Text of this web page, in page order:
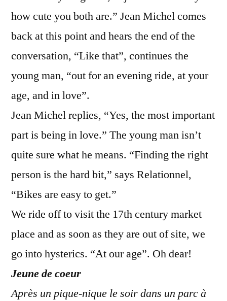
how cute you both are.” Jean Michel comes
back at this point and hears the end of the
conversation, “Like that”, continues the
young man, “out for an evening ride, at your
age, and in love”.
Jean Michel replies, “Yes, the most important
part is being in love.” The young man isn’t
quite sure what he means. “Finding the right
person is the hard bit,” says Relationnel,
“Bikes are easy to get.”
We ride off to visit the 17th century market
place and as soon as they are out of site, we
go into hysterics. “At our age”. Oh dear!
Jeune de coeur
Après un pique-nique le soir dans un parc à